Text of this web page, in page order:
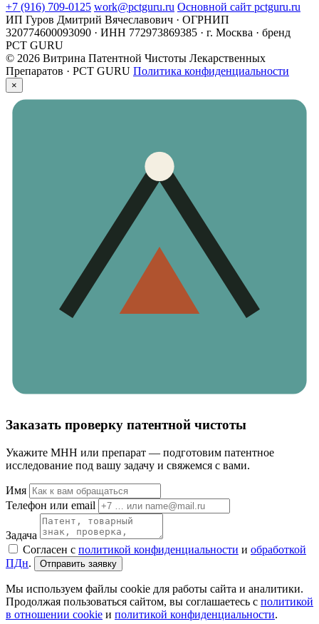
+7 (916) 709-0125 work@pctguru.ru Основной сайт pctguru.ru
ИП Гуров Дмитрий Вячеславович · ОГРНИП
320774600093090 · ИНН 772973869385 · г. Москва · бренд
PCT GURU
© 2026 Витрина Патентной Чистоты Лекарственных
Препаратов · PCT GURU Политика конфиденциальности
×
Заказать проверку патентной чистоты
Укажите МНН или препарат — подготовим патентное
исследование под вашу задачу и свяжемся с вами.
Имя
Телефон или email
Задача
Согласен с политикой конфиденциальности и обработкой
ПДн. Отправить заявку
Мы используем файлы cookie для работы сайта и аналитики.
Продолжая пользоваться сайтом, вы соглашаетесь с политикой
в отношении cookie и политикой конфиденциальности.